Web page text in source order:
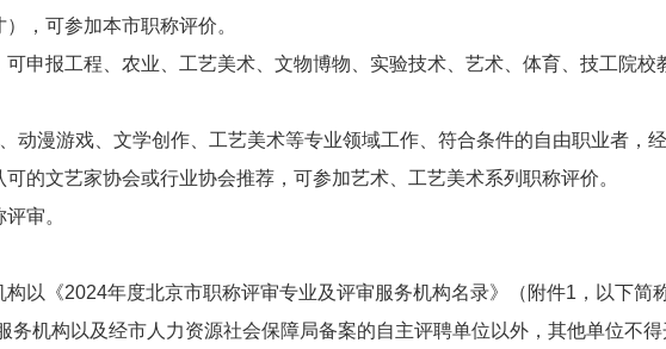
，可参加本市职称评价。
申报工程、农业、工艺美术、文物博物、实验技术、艺术、体育、技工院校
动漫游戏、文学创作、工艺美术等专业领域工作、符合条件的自由职业者，
的文艺家协会或行业协会推荐，可参加艺术、工艺美术系列职称评价。
审。
以《2024年度北京市职称评审专业及评审服务机构名录》（附件1，以下简
务机构以及经市人力资源社会保障局备案的自主评聘单位以外，其他单位不得